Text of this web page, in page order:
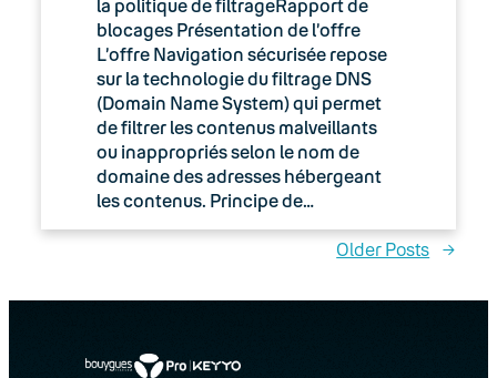
la politique de filtrageRapport de
blocages Présentation de l’offre
L’offre Navigation sécurisée repose
sur la technologie du filtrage DNS
(Domain Name System) qui permet
de filtrer les contenus malveillants
ou inappropriés selon le nom de
domaine des adresses hébergeant
les contenus. Principe de…
Older Posts →